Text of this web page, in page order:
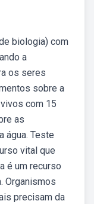
biologia) com
a
os seres
sobre a
com 15
as
água. Teste
vital que
é um recurso
Organismos
precisam da